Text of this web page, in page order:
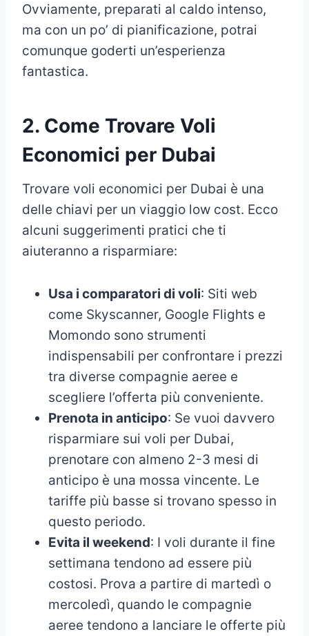
Ovviamente, preparati al caldo intenso,
ma con un po’ di pianificazione, potrai
comunque goderti un’esperienza
fantastica.
2. Come Trovare Voli
Economici per Dubai
Trovare voli economici per Dubai è una
delle chiavi per un viaggio low cost. Ecco
alcuni suggerimenti pratici che ti
aiuteranno a risparmiare:
Usa i comparatori di voli: Siti web
come Skyscanner, Google Flights e
Momondo sono strumenti
indispensabili per confrontare i prezzi
tra diverse compagnie aeree e
scegliere l’offerta più conveniente.
Prenota in anticipo: Se vuoi davvero
risparmiare sui voli per Dubai,
prenotare con almeno 2-3 mesi di
anticipo è una mossa vincente. Le
tariffe più basse si trovano spesso in
questo periodo.
Evita il weekend: I voli durante il fine
settimana tendono ad essere più
costosi. Prova a partire di martedì o
mercoledì, quando le compagnie
aeree tendono a lanciare le offerte più